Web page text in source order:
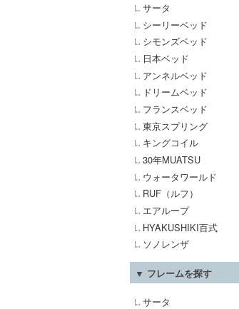
サータ
シーリーベッド
シモンズベッド
日本ベッド
アンネルベッド
ドリームベッド
フランスベッド
東京スプリング
キングコイル
30年MUATSU
ウォータワールド
RUF（ルフ）
エアループ
HYAKUSHIKI百式
ソノレンザ
▼ フレームを探す
サータ